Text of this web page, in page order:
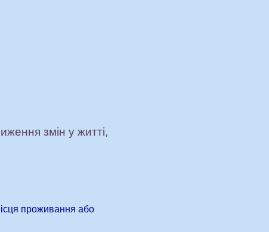
змін у житті,
проживання або